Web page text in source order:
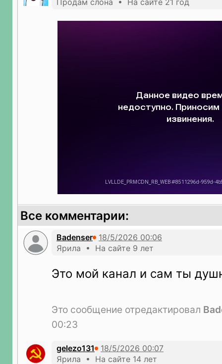
Продам слона • На сайте 21 год
Все комментарии:
Badenser
Ярила • На сайте 9 лет
Это мой канал и сам ты
Это сообщение отредактировал
00:23
gelezo131
Ярила • На сайте 14 лет